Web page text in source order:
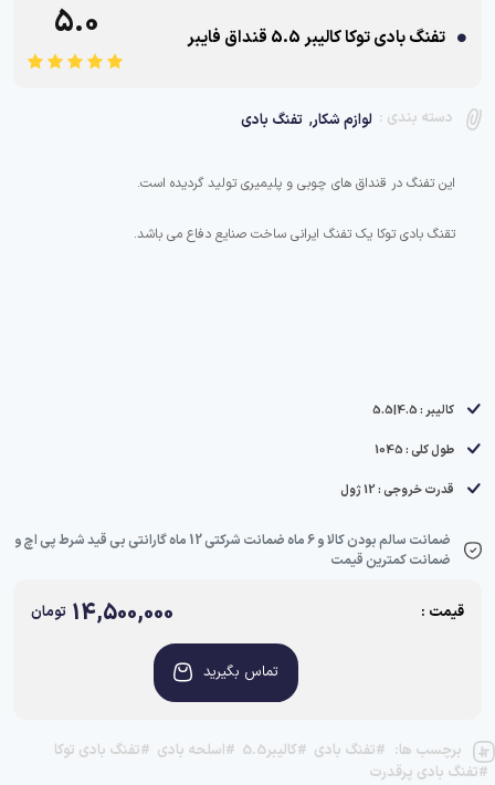
تفنگ بادی توکا کالیبر 5.5 قنداق فایبر 5.0
دسته بندی : لوازم شکار, تفنگ بادی
تقنگ بادی توکا یک تفنگ ایرانی ساخت صنایع دفاع می باشد.
کالیبر : 4.5|5.5
طول کلی : 1045
قدرت خروجی : 12 ژول
ضمانت سالم بودن کالا و 6 ماه ضمانت شرکتی 12 ماه گارانتی بی قید شرط پی اچ و
ضمانت کمترین قیمت
قیمت : 14,500,000 تومان
تماس بگیرید
برچسب ها: #تفنگ بادی #کالیبر5.5 #اسلحه بادی #تفنگ بادی توکا
#تفنگ بادی پرقدرت